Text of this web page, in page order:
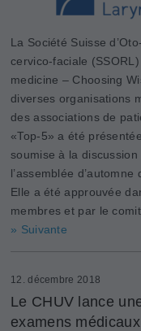
La Société Suisse
cervico-faciale
medicine – Choosing
­diverses organisations
des associations de
«Top-5» a été
soumise à la
l’assemblée
Elle a été approuvée
membres et par le
» Suivante
12. décembre 2018
Le CHUV lance
examens